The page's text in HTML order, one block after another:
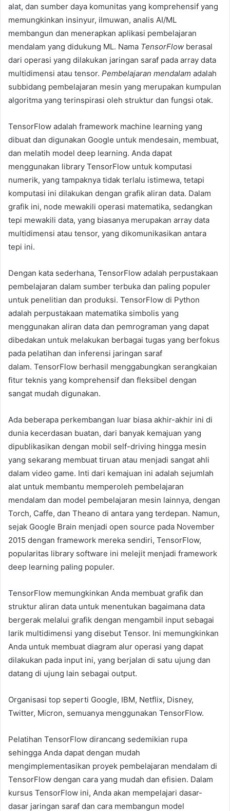
alat, dan sumber daya komunitas yang komprehensif yang
memungkinkan insinyur, ilmuwan, analis AI/ML
membangun dan menerapkan aplikasi pembelajaran
mendalam yang didukung ML. Nama TensorFlow berasal
dari operasi yang dilakukan jaringan saraf pada array data
multidimensi atau tensor. Pembelajaran mendalam adalah
subbidang pembelajaran mesin yang merupakan kumpulan
algoritma yang terinspirasi oleh struktur dan fungsi otak.
TensorFlow adalah framework machine learning yang
dibuat dan digunakan Google untuk mendesain, membuat,
dan melatih model deep learning. Anda dapat
menggunakan library TensorFlow untuk komputasi
numerik, yang tampaknya tidak terlalu istimewa, tetapi
komputasi ini dilakukan dengan grafik aliran data. Dalam
grafik ini, node mewakili operasi matematika, sedangkan
tepi mewakili data, yang biasanya merupakan array data
multidimensi atau tensor, yang dikomunikasikan antara
tepi ini.
Dengan kata sederhana, TensorFlow adalah perpustakaan
pembelajaran dalam sumber terbuka dan paling populer
untuk penelitian dan produksi. TensorFlow di Python
adalah perpustakaan matematika simbolis yang
menggunakan aliran data dan pemrograman yang dapat
dibedakan untuk melakukan berbagai tugas yang berfokus
pada pelatihan dan inferensi jaringan saraf
dalam. TensorFlow berhasil menggabungkan serangkaian
fitur teknis yang komprehensif dan fleksibel dengan
sangat mudah digunakan.
Ada beberapa perkembangan luar biasa akhir-akhir ini di
dunia kecerdasan buatan, dari banyak kemajuan yang
dipublikasikan dengan mobil self-driving hingga mesin
yang sekarang membuat tiruan atau menjadi sangat ahli
dalam video game. Inti dari kemajuan ini adalah sejumlah
alat untuk membantu memperoleh pembelajaran
mendalam dan model pembelajaran mesin lainnya, dengan
Torch, Caffe, dan Theano di antara yang terdepan. Namun,
sejak Google Brain menjadi open source pada November
2015 dengan framework mereka sendiri, TensorFlow,
popularitas library software ini melejit menjadi framework
deep learning paling populer.
TensorFlow memungkinkan Anda membuat grafik dan
struktur aliran data untuk menentukan bagaimana data
bergerak melalui grafik dengan mengambil input sebagai
larik multidimensi yang disebut Tensor. Ini memungkinkan
Anda untuk membuat diagram alur operasi yang dapat
dilakukan pada input ini, yang berjalan di satu ujung dan
datang di ujung lain sebagai output.
Organisasi top seperti Google, IBM, Netflix, Disney,
Twitter, Micron, semuanya menggunakan TensorFlow.
Pelatihan TensorFlow dirancang sedemikian rupa
sehingga Anda dapat dengan mudah
mengimplementasikan proyek pembelajaran mendalam di
TensorFlow dengan cara yang mudah dan efisien. Dalam
kursus TensorFlow ini, Anda akan mempelajari dasar-
dasar jaringan saraf dan cara membangun model